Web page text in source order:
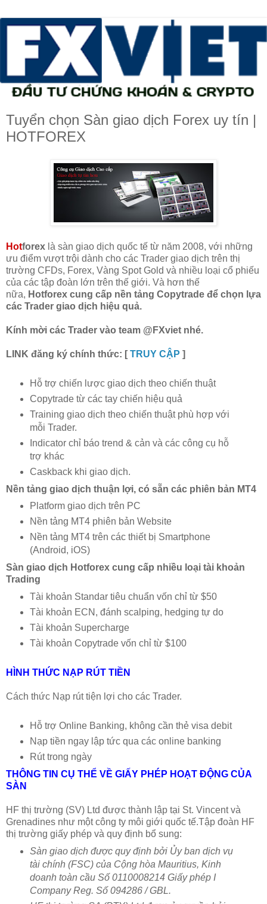
Tuyển chọn Sàn giao dịch Forex uy tín |
HOTFOREX
Hotforex là sàn giao dịch quốc tế từ năm 2008, với những
ưu điểm vượt trội dành cho các Trader giao dịch trên thị
trường CFDs, Forex, Vàng Spot Gold và nhiều loại cổ phiếu
của các tập đoàn lớn trên thế giới. Và hơn thế
nữa, Hotforex cung cấp nền tảng Copytrade để chọn lựa
các Trader giao dịch hiệu quả.
Kính mời các Trader vào team @FXviet nhé.
LINK đăng ký chính thức: [ TRUY CẬP ]
Hỗ trợ chiến lược giao dịch theo chiến thuật
Copytrade từ các tay chiến hiệu quả
Training giao dịch theo chiến thuật phù hợp với
mỗi Trader.
Indicator chỉ báo trend & cản và các công cụ hỗ
trợ khác
Caskback khi giao dịch.
Nền tảng giao dịch thuận lợi, có sẵn các phiên bản MT4
Platform giao dịch trên PC
Nền tảng MT4 phiên bản Website
Nền tảng MT4 trên các thiết bị Smartphone
(Android, iOS)
Sàn giao dịch Hotforex cung cấp nhiều loại tài khoản
Trading
Tài khoản Standar tiêu chuẩn vốn chỉ từ $50
Tài khoản ECN, đánh scalping, hedging tự do
Tài khoản Supercharge
Tài khoản Copytrade vốn chỉ từ $100
HÌNH THỨC NẠP RÚT TIỀN
Cách thức Nạp rút tiện lợi cho các Trader.
Hỗ trợ Online Banking, không cần thẻ visa debit
Nạp tiền ngay lập tức qua các online banking
Rút trong ngày
THÔNG TIN CỤ THỂ VỀ GIẤY PHÉP HOẠT ĐỘNG CỦA
SÀN
HF thị trường (SV) Ltd được thành lập tại St. Vincent và
Grenadines như một công ty môi giới quốc tế.Tập đoàn HF
thị trường giấy phép và quy định bổ sung:
Sàn giao dịch được quy định bởi Ủy ban dịch vụ
tài chính (FSC) của Cộng hòa Mauritius, Kinh
doanh toàn cầu Số 0110008214 Giấy phép I
Company Reg. Số 094286 / GBL.